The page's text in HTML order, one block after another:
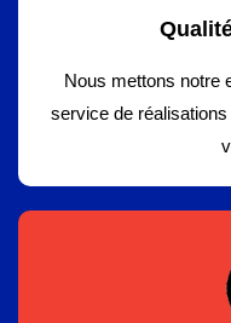
Nous mettons notre
service de